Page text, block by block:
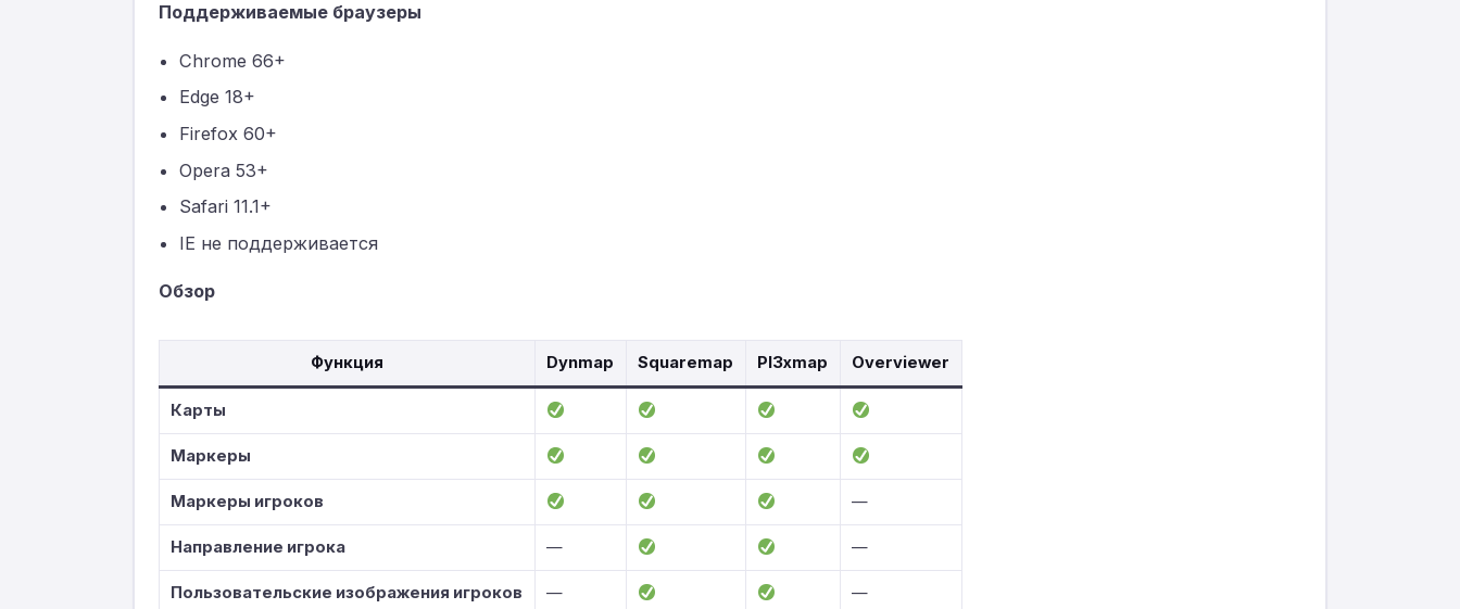
Поддерживаемые браузеры
Chrome 66+
Edge 18+
Firefox 60+
Opera 53+
Safari 11.1+
IE не поддерживается
Обзор
Функция Dynmap Squaremap Pl3xmap Overviewer
Карты
Маркеры
Маркеры игроков —
Направление игрока — —
Пользовательские изображения игроков — —